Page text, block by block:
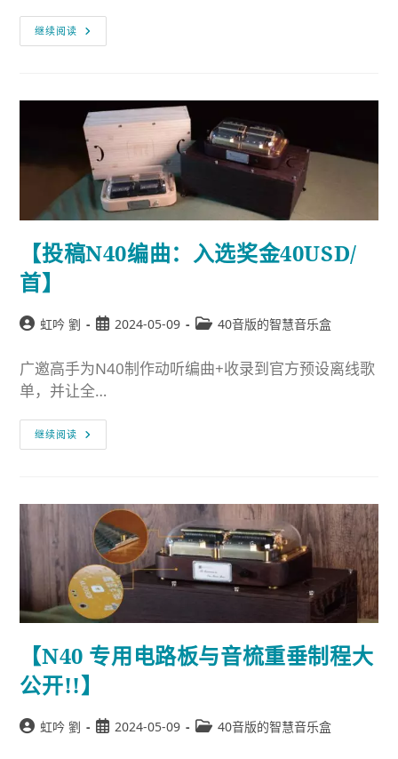
继续阅读
【投稿N40编曲：入选奖金40USD/
首】
虹吟 劉 2024-05-09 40音版的智慧音乐盒
广邀高手为N40制作动听编曲+收录到官方预设离线歌
单，并让全…
继续阅读
【N40 专用电路板与音梳重垂制程大
公开!!】
虹吟 劉 2024-05-09 40音版的智慧音乐盒